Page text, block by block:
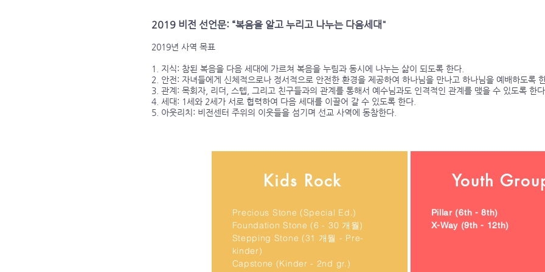
2019 비전 선언문: “복음을 알고 누리고 나누는 다음세대"
2019년 사역 목표
1. 지식: 참된 복음을 다음 세대에 가르쳐 복음을 누림과 동시에 나누는 삶이 되도록 한다.
2. 안전: 자녀들에게 신체적으로나 정서적으로 안전한 환경을 제공하여 하나님을 만나고 하나님을 예배하도록
3. 관계: 목회자, 리더, 스텝, 그리고 친구들과의 관계를 통해서 예수님과도 인격적인 관계를 맺을 수 있도록 한다.
4. 세대: 1세와 2세가 서로 협력하여 다음 세대를 이끌어 갈 수 있도록 한다.
5. 아웃리치: 비전센터 주위의 이웃들을 섬기며 선교 사역에 동참한다.
Kids Rock
Precious Stone (Special Ed.)
Foundation Stone (6 - 30 개월)
Stepping Stone (31 개월 - Pre-
kinder)
Capstone (Kinder - 2nd gr.)
Youth
Pillar (6th - 8th)
X-Way (9th - 12th)